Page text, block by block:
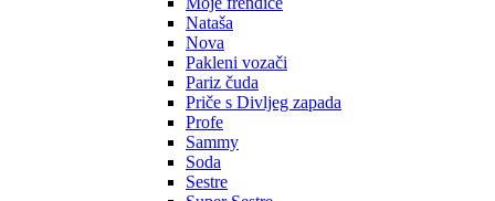
Nataša
Nova
Pakleni vozači
Pariz čuda
Priče s Divljeg zapada
Profe
Sammy
Soda
Sestre